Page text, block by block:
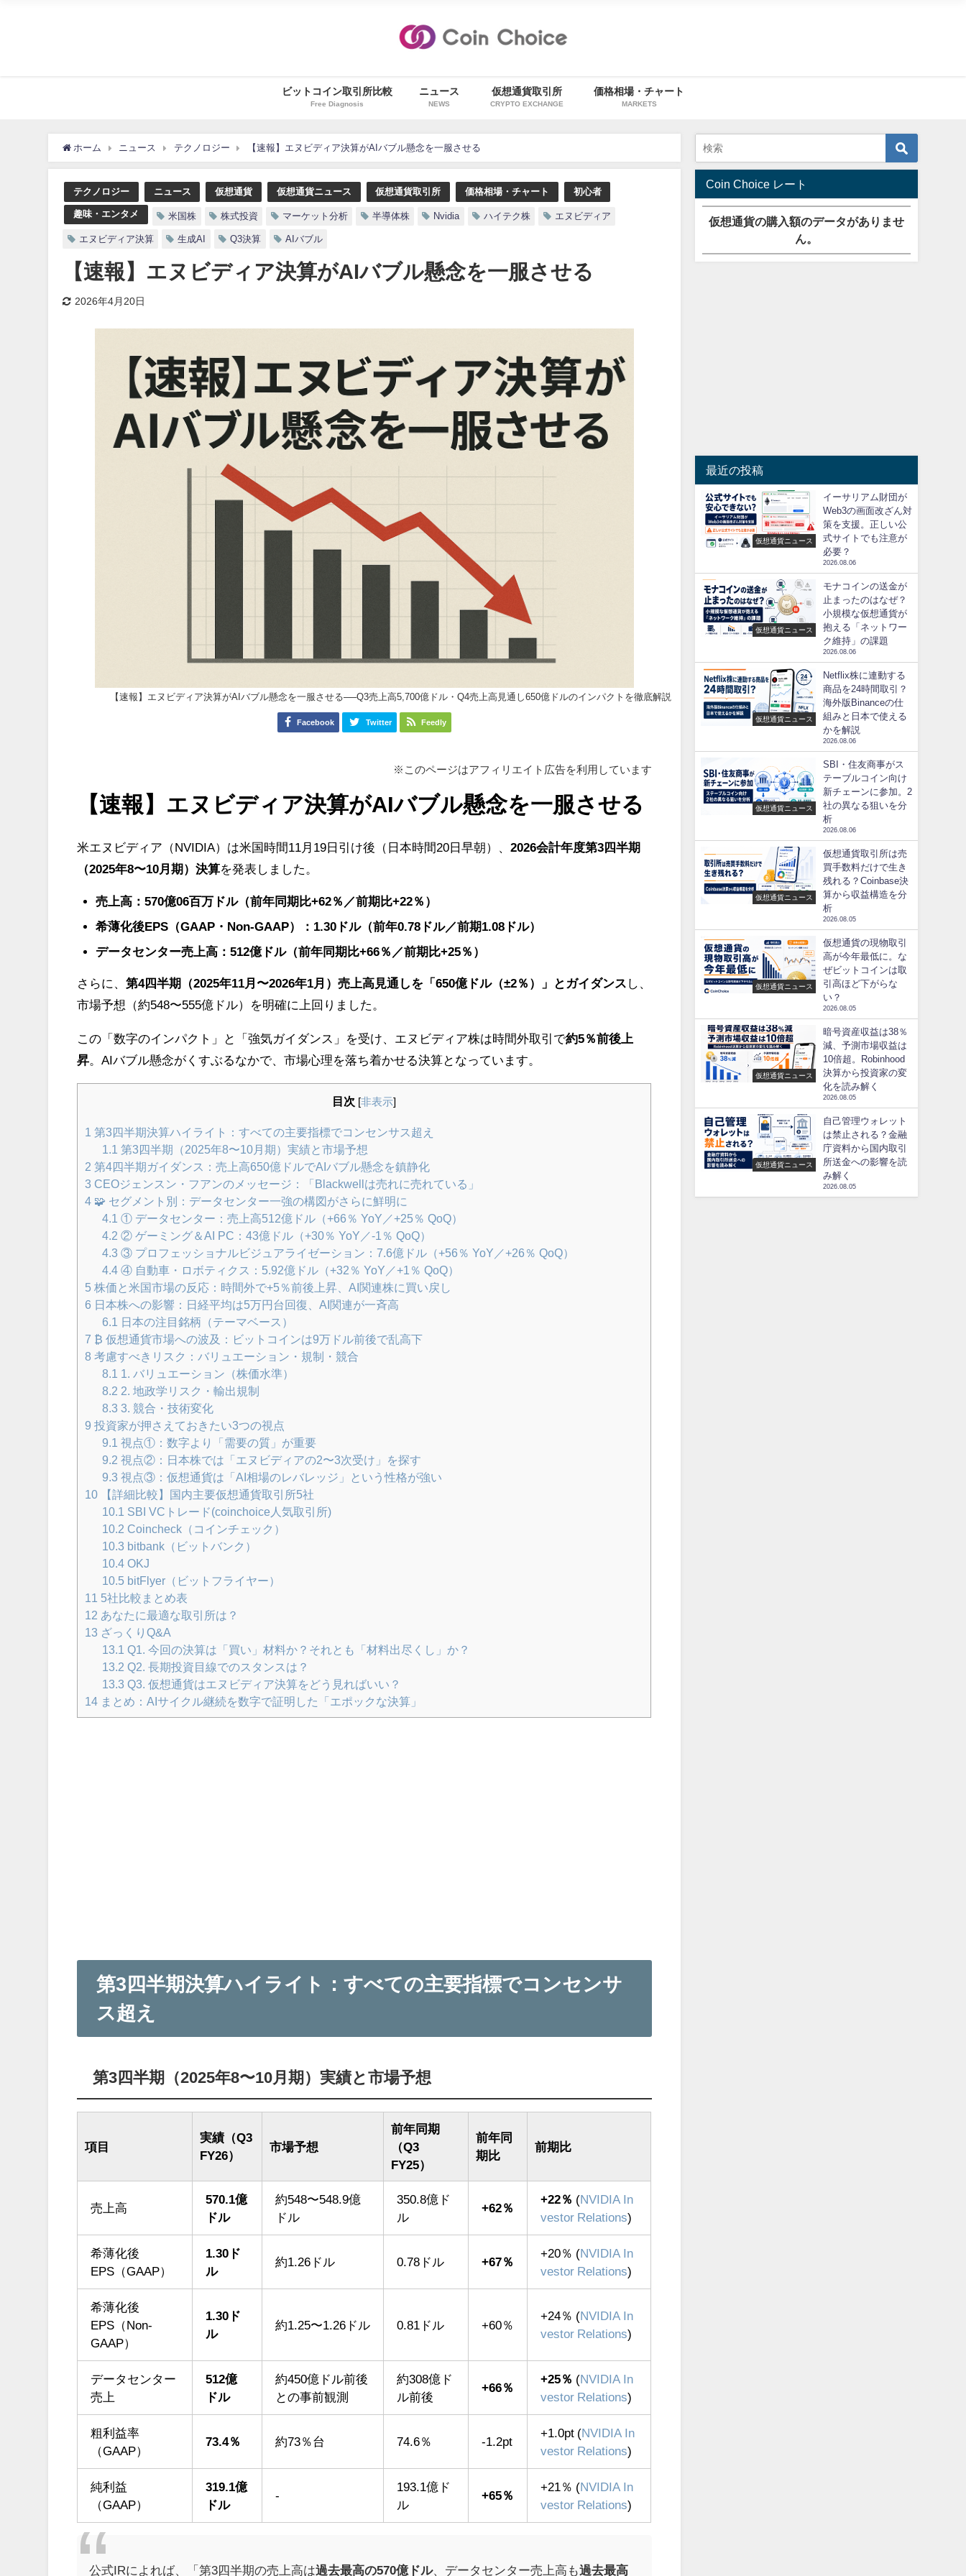
ビットコイン取引所比較
Free Diagnosis
ニュース
NEWS
仮想通貨取引所
CRYPTO EXCHANGE
価格相場・チャート
MARKETS
ホーム ニュース テクノロジー 【速報】エヌビディア決算がAIバブル懸念を一服させる
テクノロジー ニュース 仮想通貨 仮想通貨ニュース 仮想通貨取引所 価格相場・チャート 初心者
趣味・エンタメ 米国株 株式投資 マーケット分析 半導体株 Nvidia ハイテク株 エヌビディア
エヌビディア決算 生成AI Q3決算 AIバブル
【速報】エヌビディア決算がAIバブル懸念を一服させる
2026年4月20日
【速報】エヌビディア決算がAIバブル懸念を一服させる──Q3売上高5,700億ドル・Q4売上高見通し650億ドルのインパクトを徹底解説
Facebook Twitter Feedly
※このページはアフィリエイト広告を利用しています
【速報】エヌビディア決算がAIバブル懸念を一服させる
米エヌビディア（NVIDIA）は米国時間11月19日引け後（日本時間20日早朝）、2026会計年度第3四半期
（2025年8〜10月期）決算を発表しました。
売上高：570億06百万ドル（前年同期比+62％／前期比+22％）
希薄化後EPS（GAAP・Non-GAAP）：1.30ドル（前年0.78ドル／前期1.08ドル）
データセンター売上高：512億ドル（前年同期比+66％／前期比+25％）
さらに、第4四半期（2025年11月〜2026年1月）売上高見通しを「650億ドル（±2％）」とガイダンス し、
市場予想（約548〜555億ドル）を明確に上回りました。
この「数字のインパクト」と「強気ガイダンス」を受け、エヌビディア株は時間外取引で約5％前後上
昇 。AIバブル懸念がくすぶるなかで、市場心理を落ち着かせる決算となっています。
目次 [非表示
1 第3四半期決算ハイライト：すべての主要指標でコンセンサス超え
1.1 第3四半期（2025年8〜10月期）実績と市場予想
2 第4四半期ガイダンス：売上高650億ドルでAIバブル懸念を鎮静化
3 CEOジェンスン・フアンのメッセージ：「Blackwellは売れに売れている」
4 🧩 セグメント別：データセンター一強の構図がさらに鮮明に
4.1 ① データセンター：売上高512億ドル（+66％ YoY／+25％ QoQ）
4.2 ② ゲーミング＆AI PC：43億ドル（+30％ YoY／-1％ QoQ）
4.3 ③ プロフェッショナルビジュアライゼーション：7.6億ドル（+56％ YoY／+26％ QoQ）
4.4 ④ 自動車・ロボティクス：5.92億ドル（+32％ YoY／+1％ QoQ）
5 株価と米国市場の反応：時間外で+5％前後上昇、AI関連株に買い戻し
6 日本株への影響：日経平均は5万円台回復、AI関連が一斉高
6.1 日本の注目銘柄（テーマベース）
7 ₿ 仮想通貨市場への波及：ビットコインは9万ドル前後で乱高下
8 考慮すべきリスク：バリュエーション・規制・競合
8.1 1. バリュエーション（株価水準）
8.2 2. 地政学リスク・輸出規制
8.3 3. 競合・技術変化
9 投資家が押さえておきたい3つの視点
9.1 視点①：数字より「需要の質」が重要
9.2 視点②：日本株では「エヌビディアの2〜3次受け」を探す
9.3 視点③：仮想通貨は「AI相場のレバレッジ」という性格が強い
10 【詳細比較】国内主要仮想通貨取引所5社
10.1 SBI VCトレード(coinchoice人気取引所)
10.2 Coincheck（コインチェック）
10.3 bitbank（ビットバンク）
10.4 OKJ
10.5 bitFlyer（ビットフライヤー）
11 5社比較まとめ表
12 あなたに最適な取引所は？
13 ざっくりQ&A
13.1 Q1. 今回の決算は「買い」材料か？それとも「材料出尽くし」か？
13.2 Q2. 長期投資目線でのスタンスは？
13.3 Q3. 仮想通貨はエヌビディア決算をどう見ればいい？
14 まとめ：AIサイクル継続を数字で証明した「エポックな決算」
第3四半期決算ハイライト：すべての主要指標でコンセンサ
ス超え
第3四半期（2025年8〜10月期）実績と市場予想
項目
実績（Q3
FY26）
市場予想
前年同期
（Q3
FY25）
前年同
期比
前期比
売上高
570.1億
ドル
約548〜548.9億
ドル
350.8億ド
ル
+62％
+22％ (NVIDIA In
vestor Relations)
希薄化後
EPS（GAAP）
1.30ド
ル
約1.26ドル 0.78ドル +67％
+20％ (NVIDIA In
vestor Relations)
希薄化後
EPS（Non-
GAAP）
1.30ド
ル
約1.25〜1.26ドル 0.81ドル +60％
+24％ (NVIDIA In
vestor Relations)
データセンター
売上
512億
ドル
約450億ドル前後
との事前観測
約308億ド
ル前後
+66％
+25％ (NVIDIA In
vestor Relations)
粗利益率
（GAAP）
73.4％ 約73％台 74.6％ -1.2pt
+1.0pt (NVIDIA In
vestor Relations)
純利益
（GAAP）
319.1億
ドル
-
193.1億ド
ル
+65％
+21％ (NVIDIA In
vestor Relations)
公式IRによれば、「第3四半期の売上高は過去最高の570億ドル、データセンター売上高も過去最高
Coin Choice レート
仮想通貨の購入額のデータがありませ
ん。
最近の投稿
仮想通貨ニュース
イーサリアム財団が
Web3の画面改ざん対
策を支援。正しい公
式サイトでも注意が
必要？
2026.08.06
仮想通貨ニュース
モナコインの送金が
止まったのはなぜ？
小規模な仮想通貨が
抱える「ネットワー
ク維持」の課題
2026.08.06
仮想通貨ニュース
Netflix株に連動する
商品を24時間取引？
海外版Binanceの仕
組みと日本で使える
かを解説
2026.08.06
仮想通貨ニュース
SBI・住友商事がス
テーブルコイン向け
新チェーンに参加。2
社の異なる狙いを分
析
2026.08.06
仮想通貨ニュース
仮想通貨取引所は売
買手数料だけで生き
残れる？Coinbase決
算から収益構造を分
析
2026.08.05
仮想通貨ニュース
仮想通貨の現物取引
高が今年最低に。な
ぜビットコインは取
引高ほど下がらな
い？
2026.08.05
仮想通貨ニュース
暗号資産収益は38％
減、予測市場収益は
10倍超。Robinhood
決算から投資家の変
化を読み解く
2026.08.05
仮想通貨ニュース
自己管理ウォレット
は禁止される？金融
庁資料から国内取引
所送金への影響を読
み解く
2026.08.05